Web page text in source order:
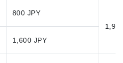
800 JPY
1,600 JPY